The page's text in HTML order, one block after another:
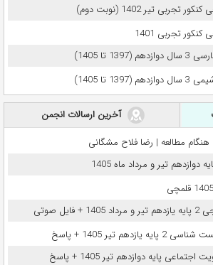
تیر 1402 (نوبت دوم)
تجربی 1401
تا 1405)
تا 1405)
آخرین ارسالات انجمن
مطالعه | رضا فلاح مشگانی
دوازدهم تیر و مرداد ماه 1405
صوتی
تیر 1405 + پاسخ
پایه دوازدهم تیر 1405 + پاسخ